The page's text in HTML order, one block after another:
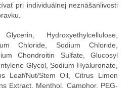
pri individuálnej neznášanlivosti
Hydroxyethylcellulose,
Chloride, Sodium Chloride,
Chondroitin Sulfate, Glucosyl
Glycol, Sodium Hyaluronate,
Leaf/Nut/Stem Oil, Citrus Limon
Extract, Menthol, Camphor, PEG-